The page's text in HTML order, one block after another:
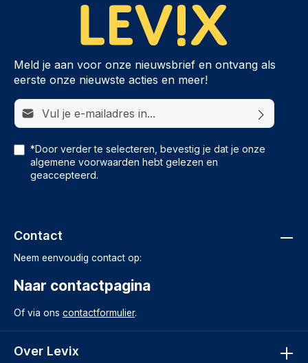
Meld je aan voor onze nieuwsbrief en ontvang als
eerste onze nieuwste acties en meer!
E-mailadres*
*Door verder te selecteren, bevestig je dat je onze
algemene voorwaarden hebt gelezen en
geaccepteerd.
Contact
Neem eenvoudig contact op:
Naar contactpagina
Of via ons contactformulier.
Over Levix